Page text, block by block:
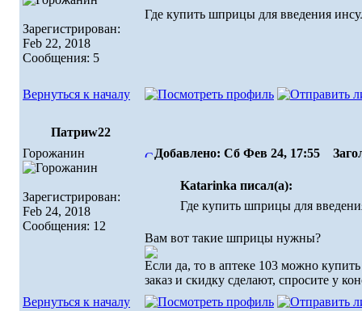
Зарегистрирован:
Feb 22, 2018
Сообщения: 5
Где купить шприцы для введения
Вернуться к началу
Патриw22
Горожанин
Зарегистрирован:
Feb 24, 2018
Сообщения: 12
Добавлено: Сб Фев 24, 17:55
Katarinka писал(а):
Где купить шприцы для
Вам вот такие шприцы нужны?
Если да, то в аптеке 103 можно
заказ и скидку сделают, спросите у
Вернуться к началу